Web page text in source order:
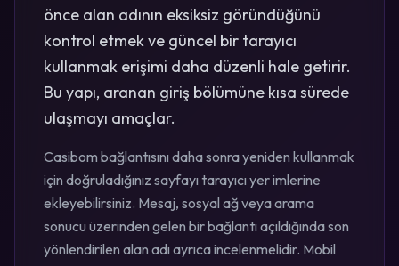
önce alan adının eksiksiz göründüğünü
kontrol etmek ve güncel bir tarayıcı
kullanmak erişimi daha düzenli hale getirir.
Bu yapı, aranan giriş bölümüne kısa sürede
ulaşmayı amaçlar.
Casibom bağlantısını daha sonra yeniden kullanmak
için doğruladığınız sayfayı tarayıcı yer imlerine
ekleyebilirsiniz. Mesaj, sosyal ağ veya arama
sonucu üzerinden gelen bir bağlantı açıldığında son
yönlendirilen alan adı ayrıca incelenmelidir. Mobil